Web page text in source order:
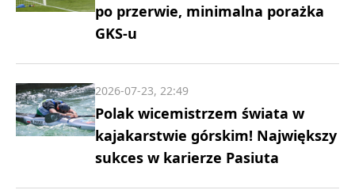
po przerwie, minimalna porażka
GKS-u
Polak wicemistrzem świata w
kajakarstwie górskim! Największy
sukces w karierze Pasiuta
2026-07-23, 22:49